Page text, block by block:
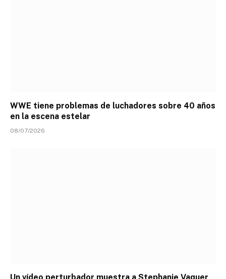
WWE tiene problemas de luchadores sobre 40 años
en la escena estelar
08/07/2026